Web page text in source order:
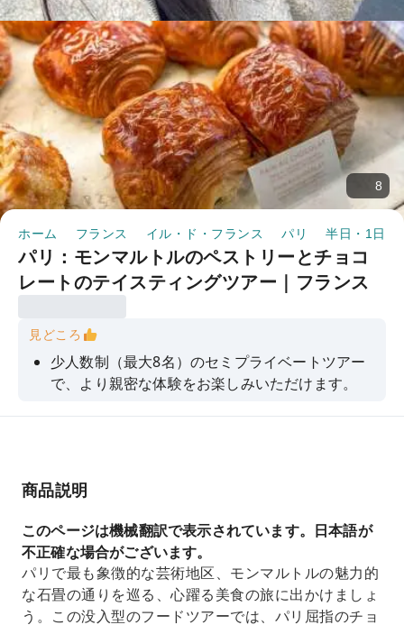
8
ホーム フランス イル・ド・フランス パリ 半日・1日ツ
パリ：モンマルトルのペストリーとチョコ
レートのテイスティングツアー｜フランス
見どころ
少人数制（最大8名）のセミプライベートツアー
で、より親密な体験をお楽しみいただけます。
本場フランスのチョコレートと、様々な職人技が
識豊富な地元ガイド
菓子店、チョコレート店を発見しよう
サクレ・クール寺院などの象徴的な場所から、パ
リの息を呑むような絶景をお楽しみください。
商品説明
このページは機械翻訳で表示されています。日本語が
不正確な場合がございます。
パリで最も象徴的な芸術地区、モンマルトルの魅力的
な石畳の通りを巡る、心躍る美食の旅に出かけましょ
う。この没入型のフードツアーでは、パリ屈指のチョ